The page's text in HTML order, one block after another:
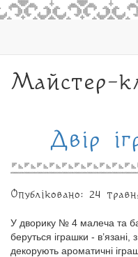
Майстер-
Двір
Опубліковано: 24
У дворику № 4 малеча та
беруться іграшки -
декорують ароматичні